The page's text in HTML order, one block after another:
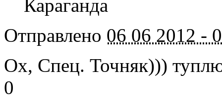
Караганда
Отправлено 06 06 2012 -
Ох, Спец. Точняк)))
0